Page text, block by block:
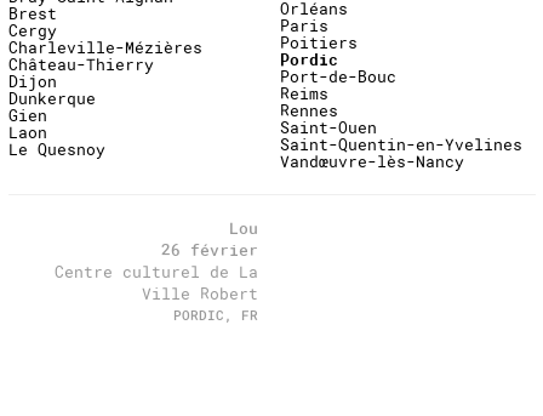
Brest
Cergy
Charleville-Mézières
Château-Thierry
Dijon
Dunkerque
Gien
Laon
Le Quesnoy
Orléans
Paris
Poitiers
Pordic
Port-de-Bouc
Reims
Rennes
Saint-Ouen
Saint-Quentin-en-Yvelines
Vandœuvre-lès-Nancy
Lou
26 février
Centre culturel de La
Ville Robert
PORDIC, FR